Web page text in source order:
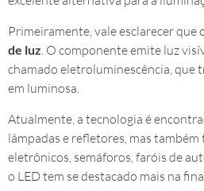
Primeiramente, vale esclarecer que
de luz. O componente emite luz
chamado eletroluminescência, que
em luminosa.
Atualmente, a tecnologia é
lâmpadas e refletores, mas
eletrônicos, semáforos, faróis de
o LED tem se destacado mais na